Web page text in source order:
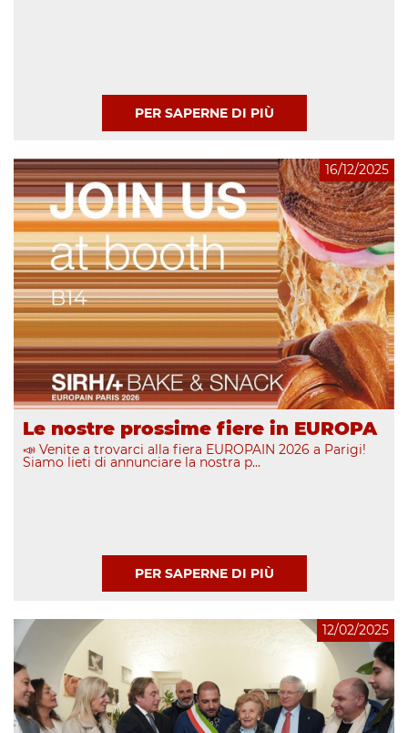
PER SAPERNE DI PIÙ
16/12/2025
Le nostre prossime fiere in EUROPA
📣 Venite a trovarci alla fiera EUROPAIN 2026 a Parigi!
Siamo lieti di annunciare la nostra p...
PER SAPERNE DI PIÙ
12/02/2025